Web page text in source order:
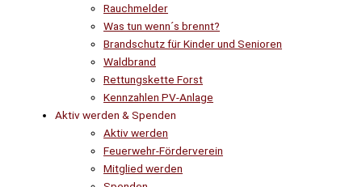
Rauchmelder
Was tun wenn´s brennt?
Brandschutz für Kinder und Senioren
Waldbrand
Rettungskette Forst
Kennzahlen PV-Anlage
Aktiv werden & Spenden
Aktiv werden
Feuerwehr-Förderverein
Mitglied werden